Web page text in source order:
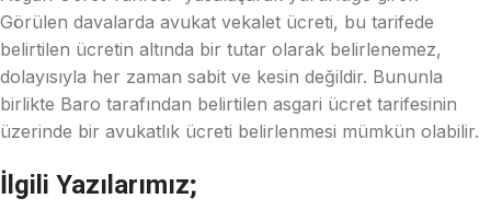
Görülen davalarda avukat vekalet ücreti, bu tarifede
belirtilen ücretin altında bir tutar olarak belirlenemez,
dolayısıyla her zaman sabit ve kesin değildir. Bununla
birlikte Baro tarafından belirtilen asgari ücret tarifesinin
üzerinde bir avukatlık ücreti belirlenmesi mümkün olabilir.
İlgili Yazılarımız;